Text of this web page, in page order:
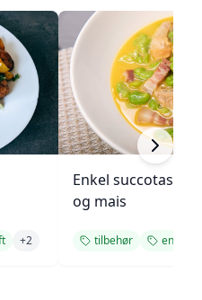
+2
Enkel succotash
og mais
tilbehør enkel